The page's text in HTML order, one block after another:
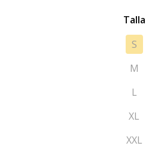
Talla
S
M
L
XL
XXL